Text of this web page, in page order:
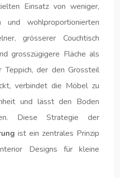
Einsatz von weniger,
wohlproportionierten
grösserer Couchtisch
grosszügigere Fläche als
Teppich, der den Grossteil
verbindet die Möbel zu
und lässt den Boden
Diese Strategie der
ist ein zentrales Prinzip
Designs für kleine